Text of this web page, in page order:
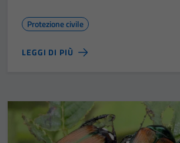
Protezione civile
LEGGI DI PIÙ